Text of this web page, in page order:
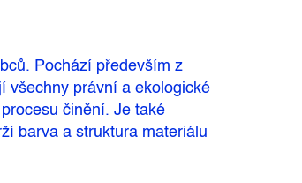
Pochází především z
všechny právní a ekologické
činění. Je také
barva a struktura materiálu